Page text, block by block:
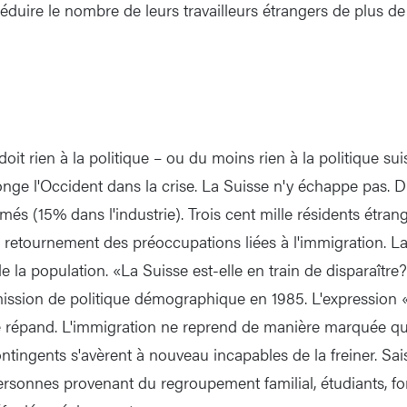
le nombre de leurs travailleurs étrangers de plus
rien à la politique – ou du moins rien à la politique
l'Occident dans la crise. La Suisse n'y échappe pas.
(15% dans l'industrie). Trois cent mille résidents
des préoccupations liées à l'immigration.
la population. «La Suisse est-elle en train de
de politique démographique en 1985. L'expression
L'immigration ne reprend de manière marquée
s'avèrent à nouveau incapables de la freiner.
provenant du regroupement familial, étudiants,